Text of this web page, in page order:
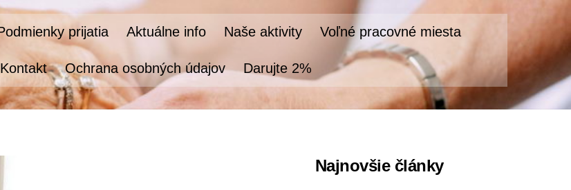
prijatia Aktuálne info Naše aktivity Voľné pracovné miesta
Kontakt Ochrana osobných údajov Darujte 2%
Najnovšie články